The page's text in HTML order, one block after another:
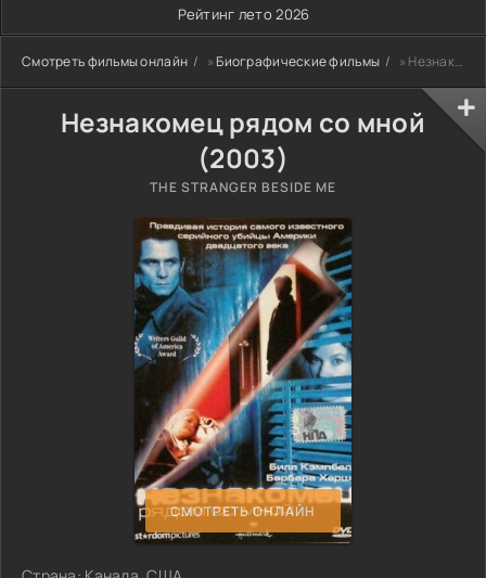
Рейтинг лето 2026
Смотреть фильмы онлайн »Биографические фильмы » Незнакомец рядом со мной (2003)
Незнакомец рядом со мной
(2003)
THE STRANGER BESIDE ME
СМОТРЕТЬ ОНЛАЙН